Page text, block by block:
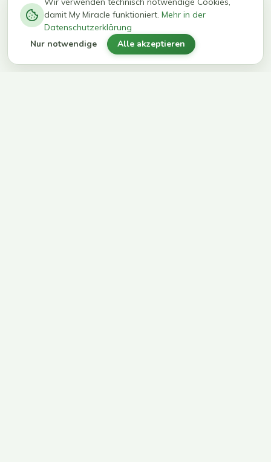
kg in 12
Wochen
erreichen
ihr Ziel
damit My Miracle funktioniert. Mehr in der
Datenschutzerklärung
Nur notwendige Alle akzeptieren